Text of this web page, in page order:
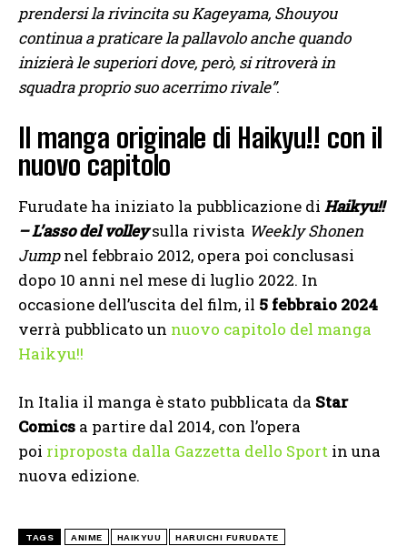
prendersi la rivincita su Kageyama, Shouyou
continua a praticare la pallavolo anche quando
inizierà le superiori dove, però, si ritroverà in
squadra proprio suo acerrimo rivale”.
Il manga originale di Haikyu!! con il
nuovo capitolo
Furudate ha iniziato la pubblicazione di Haikyu!!
– L’asso del volleysulla rivista Weekly Shonen
Jumpnel febbraio 2012, opera poi conclusasi
dopo 10 anni nel mese di luglio 2022. In
occasione dell’uscita del film, il 5 febbraio 2024
verrà pubblicato un nuovo capitolo del manga
Haikyu!!
In Italia il manga è stato pubblicata da Star
Comics a partire dal 2014, con l’opera
poi riproposta dalla Gazzetta dello Sport in una
nuova edizione.
TAGS ANIME HAIKYUU HARUICHI FURUDATE